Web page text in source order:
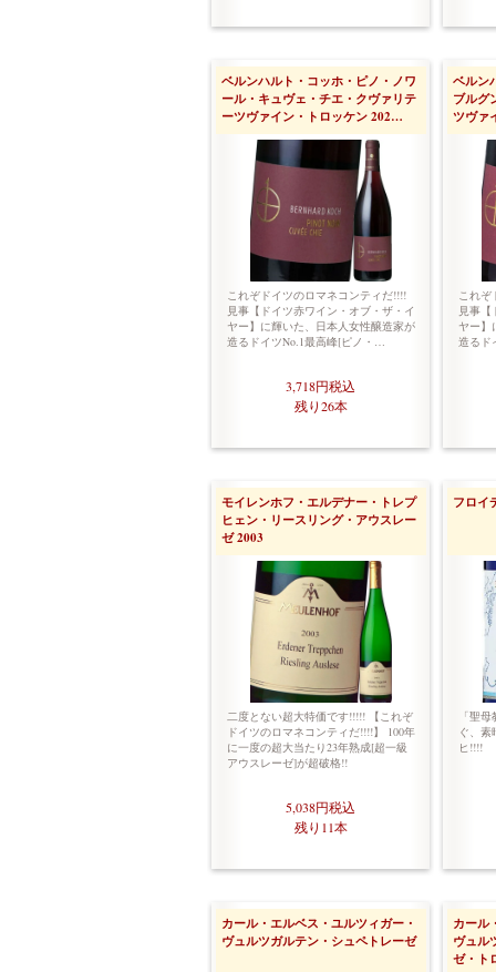
ベルンハルト・コッホ・ピノ・ノワ
ール・キュヴェ・チエ・クヴァリテ
ーツヴァイン・トロッケン 202…
これぞドイツのロマネコンティだ!!!!
見事【ドイツ赤ワイン・オブ・ザ・イ
ヤー】に輝いた、日本人女性醸造家が
造るドイツNo.1最高峰[ピノ・…
3,718円税込
残り26本
ベルン
ブルグ
ツヴァ
これぞ
見事
ヤー】
造るド
モイレンホフ・エルデナー・トレプ
ヒェン・リースリング・アウスレー
ゼ 2003
二度とない超大特価です!!!!! 【これぞ
ドイツのロマネコンティだ!!!!】 100年
に一度の超大当たり23年熟成[超一級
アウスレーゼ]が超破格!!
5,038円税込
残り11本
フロイ
「聖
ぐ、
ヒ!!!!
カール・エルベス・ユルツィガー・
ヴュルツガルテン・シュペトレーゼ
カール
ヴュル
ゼ・ト